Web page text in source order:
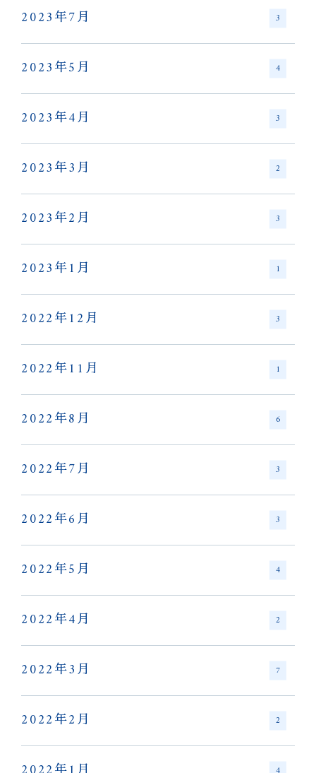
2023年7月 3
2023年5月 4
2023年4月 3
2023年3月 2
2023年2月 3
2023年1月 1
2022年12月 3
2022年11月 1
2022年8月 6
2022年7月 3
2022年6月 3
2022年5月 4
2022年4月 2
2022年3月 7
2022年2月 2